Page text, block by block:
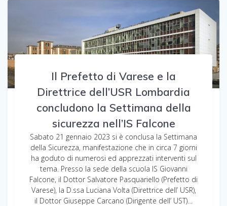
Il Prefetto di Varese e la
Direttrice dell’USR Lombardia
concludono la Settimana della
sicurezza nell’IS Falcone
Sabato 21 gennaio 2023 si è conclusa la Settimana
della Sicurezza, manifestazione che in circa 7 giorni
ha goduto di numerosi ed apprezzati interventi sul
tema. Presso la sede della scuola IS Giovanni
Falcone, il Dottor Salvatore Pasquariello (Prefetto di
Varese), la D.ssa Luciana Volta (Direttrice dell’ USR),
il Dottor Giuseppe Carcano (Dirigente dell’ UST)…